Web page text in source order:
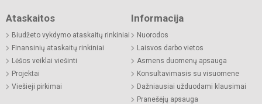
Ataskaitos
Biudžeto vykdymo ataskaitų rinkiniai
Finansinių ataskaitų rinkiniai
Lėšos veiklai viešinti
Projektai
Viešieji pirkimai
Informacija
Nuorodos
Laisvos darbo vietos
Asmens duomenų apsauga
Konsultavimasis su visuomene
Dažniausiai užduodami klausimai
Pranešėjų apsauga